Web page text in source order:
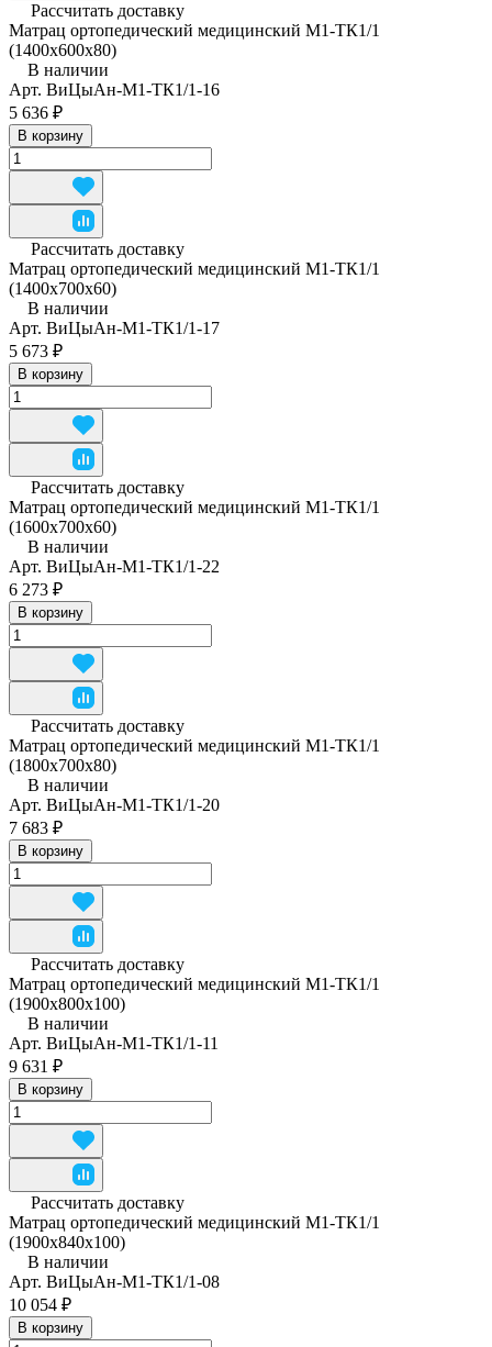
Рассчитать доставку
Матрац ортопедический медицинский М1-ТК1/1
(1400x600x80)
В наличии
Арт. ВиЦыАн-М1-ТК1/1-16
5 636 ₽
В корзину
Рассчитать доставку
Матрац ортопедический медицинский М1-ТК1/1
(1400x700x60)
В наличии
Арт. ВиЦыАн-М1-ТК1/1-17
5 673 ₽
В корзину
Рассчитать доставку
Матрац ортопедический медицинский М1-ТК1/1
(1600x700x60)
В наличии
Арт. ВиЦыАн-М1-ТК1/1-22
6 273 ₽
В корзину
Рассчитать доставку
Матрац ортопедический медицинский М1-ТК1/1
(1800x700x80)
В наличии
Арт. ВиЦыАн-М1-ТК1/1-20
7 683 ₽
В корзину
Рассчитать доставку
Матрац ортопедический медицинский М1-ТК1/1
(1900x800x100)
В наличии
Арт. ВиЦыАн-М1-ТК1/1-11
9 631 ₽
В корзину
Рассчитать доставку
Матрац ортопедический медицинский М1-ТК1/1
(1900x840x100)
В наличии
Арт. ВиЦыАн-М1-ТК1/1-08
10 054 ₽
В корзину